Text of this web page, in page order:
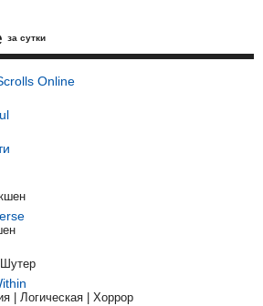
за сутки
Online
| Логическая | Хоррор